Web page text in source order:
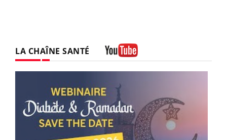
LA CHAÎNE SANTÉ